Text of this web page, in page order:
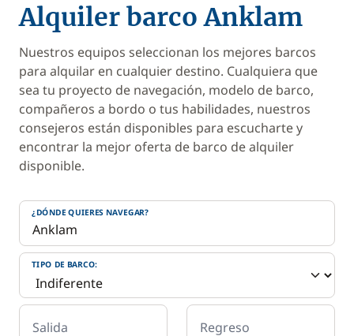
Alquiler barco Anklam
Nuestros equipos seleccionan los mejores barcos
para alquilar en cualquier destino. Cualquiera que
sea tu proyecto de navegación, modelo de barco,
compañeros a bordo o tus habilidades, nuestros
consejeros están disponibles para escucharte y
encontrar la mejor oferta de barco de alquiler
disponible.
¿DÓNDE QUIERES NAVEGAR?
TIPO DE BARCO:
Salida Regreso